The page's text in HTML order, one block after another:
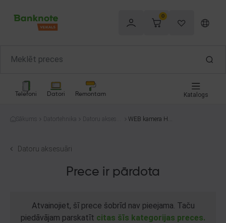
0
Telefoni Datori Remontam Katalogs
Sākums Datortehnika
Datoru aksesu
WEB kamera HD
Datoru aksesuāri
Prece ir pārdota
Atvainojiet, šī prece šobrīd nav pieejama. Taču
piedāvājam parskatīt citas šīs kategorijas preces.